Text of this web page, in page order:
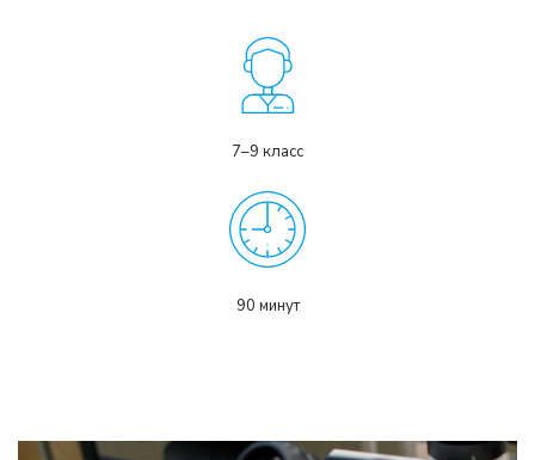
7–9 класс
90 минут